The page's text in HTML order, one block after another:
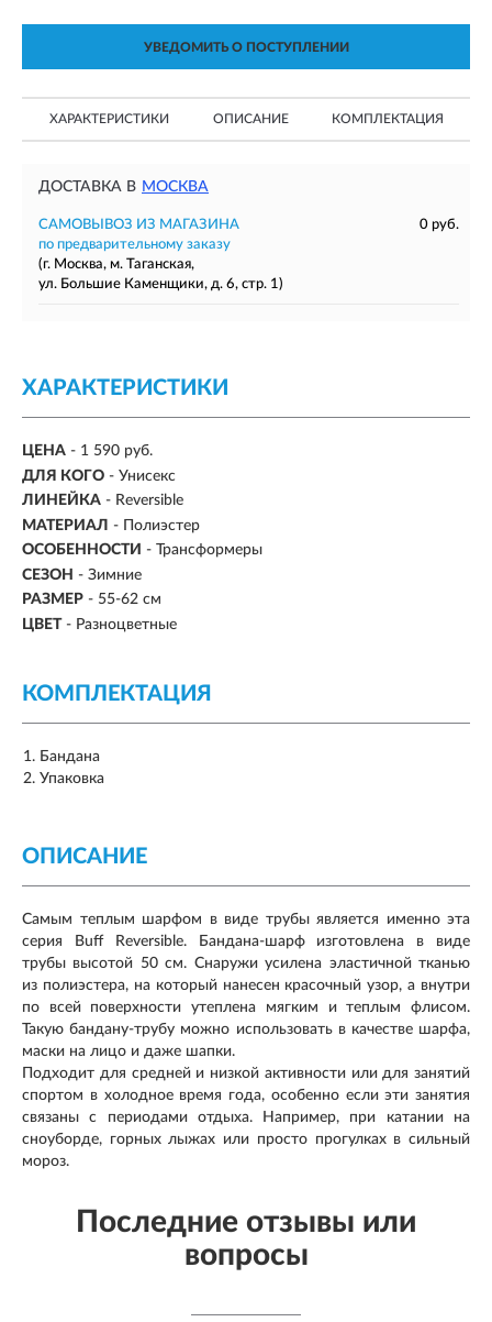
УВЕДОМИТЬ О ПОСТУПЛЕНИИ
ХАРАКТЕРИСТИКИ ОПИСАНИЕ КОМПЛЕКТАЦИЯ
ДОСТАВКА В МОСКВА
САМОВЫВОЗ ИЗ МАГАЗИНА
0 руб.
по предварительному заказу
(г. Москва, м. Таганская,
ул. Большие Каменщики, д. 6, стр. 1)
ХАРАКТЕРИСТИКИ
ЦЕНА - 1 590 руб.
ДЛЯ КОГО - Унисекс
ЛИНЕЙКА - Reversible
МАТЕРИАЛ - Полиэстер
ОСОБЕННОСТИ - Трансформеры
СЕЗОН - Зимние
РАЗМЕР - 55-62 см
ЦВЕТ - Разноцветные
КОМПЛЕКТАЦИЯ
Бандана
Упаковка
ОПИСАНИЕ
Самым теплым шарфом в виде трубы является именно эта
серия Buff Reversible. Бандана-шарф изготовлена в виде
трубы высотой 50 см. Снаружи усилена эластичной тканью
из полиэстера, на который нанесен красочный узор, а внутри
по всей поверхности утеплена мягким и теплым флисом.
Такую бандану-трубу можно использовать в качестве шарфа,
маски на лицо и даже шапки.
Подходит для средней и низкой активности или для занятий
спортом в холодное время года, особенно если эти занятия
связаны с периодами отдыха. Например, при катании на
сноуборде, горных лыжах или просто прогулках в сильный
мороз.
Последние отзывы или
вопросы